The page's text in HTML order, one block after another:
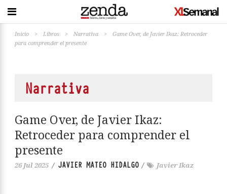
Inicio > Libros > Narrativa >
Game Over, de Javier Ikaz: Retroceder
para comprender el presente
Narrativa
Game Over, de Javier Ikaz:
Retroceder para comprender el
presente
26 Jul 2025 / JAVIER MATEO HIDALGO / Javier Ikaz